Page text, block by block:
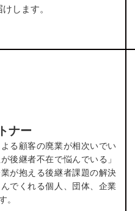
します。
ナー
よる顧客の廃業が相次いでい
後継者不在で悩んでいる」
が抱える後継者課題の解決
でくれる個人、団体、企業
。